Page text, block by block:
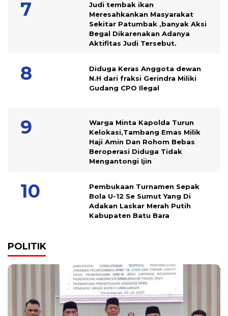
Judi tembak ikan
Meresahkankan Masyarakat
Sekitar Patumbak ,banyak Aksi
Begal Dikarenakan Adanya
Aktifitas Judi Tersebut.
Diduga Keras Anggota dewan
N.H dari fraksi Gerindra Miliki
Gudang CPO Ilegal
Warga Minta Kapolda Turun
Kelokasi,Tambang Emas Milik
Haji Amin Dan Rohom Bebas
Beroperasi Diduga Tidak
Mengantongi Ijin
Pembukaan Turnamen Sepak
Bola U-12 Se Sumut Yang Di
Adakan Laskar Merah Putih
Kabupaten Batu Bara
POLITIK